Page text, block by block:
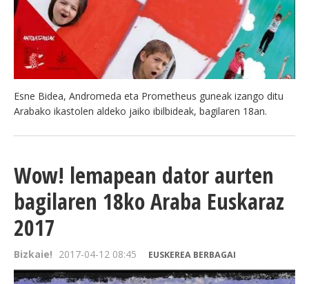
Esne Bidea, Andromeda eta Prometheus guneak izango ditu
Arabako ikastolen aldeko jaiko ibilbideak, bagilaren 18an.
Wow! lemapean dator aurten
bagilaren 18ko Araba Euskaraz
2017
Bizkaie! 2017-04-12 08:45 EUSKEREA BERBAGAI